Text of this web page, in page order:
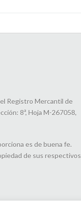
Registro Mercantil de
8ª, Hoja M-267058,
es de buena fe.
de sus respectivos